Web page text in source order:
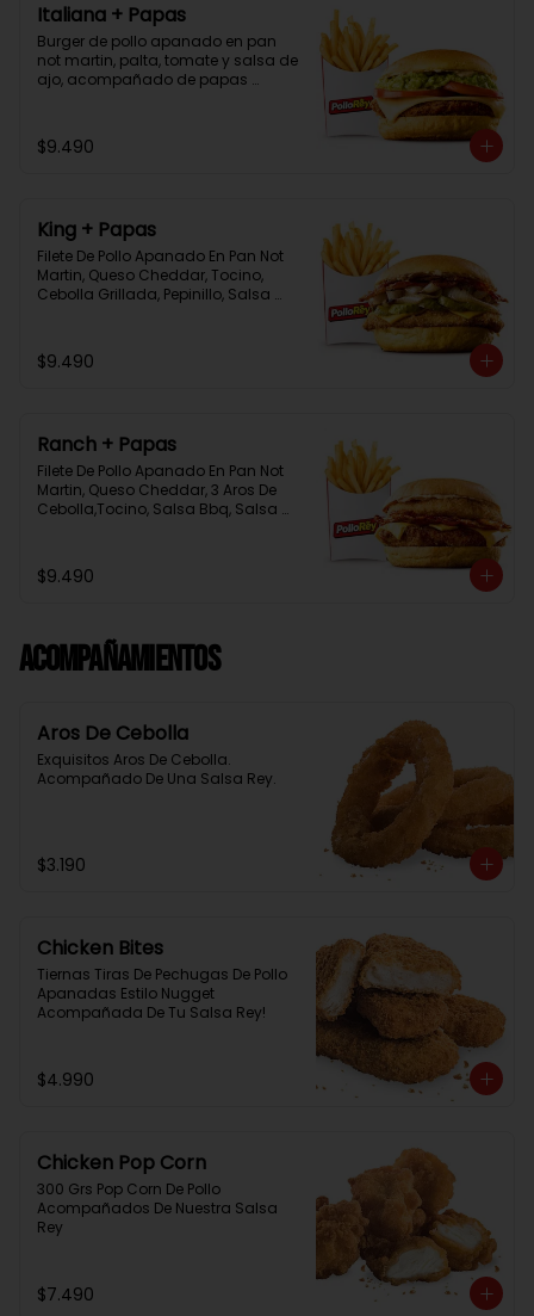
Italiana + Papas
Burger de pollo apanado en pan
not martin, palta, tomate y salsa de
ajo, acompañado de papas
$9.490
King + Papas
Filete De Pollo Apanado En Pan Not
Martin, Queso Cheddar, Tocino,
Cebolla Grillada, Pepinillo, Salsa
$9.490
Ranch + Papas
Filete De Pollo Apanado En Pan Not
Martin, Queso Cheddar, 3 Aros De
Cebolla,Tocino, Salsa Bbq, Salsa
$9.490
Acompañamientos
Aros De Cebolla
Exquisitos Aros De Cebolla.
Acompañado De Una Salsa Rey.
$3.190
Chicken Bites
Tiernas Tiras De Pechugas De Pollo
Apanadas Estilo Nugget
Acompañada De Tu Salsa Rey!
$4.990
Chicken Pop Corn
300 Grs Pop Corn De Pollo
Acompañados De Nuestra Salsa
Rey
$7.490